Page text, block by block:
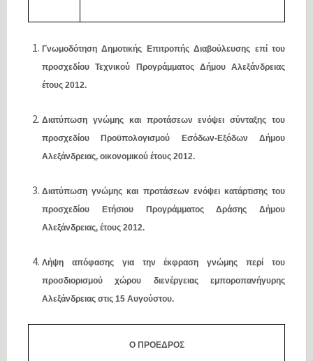
Γνωμοδότηση Δημοτικής Επιτροπής Διαβούλευσης επί του
προσχεδίου Τεχνικού Προγράμματος Δήμου Αλεξάνδρειας
έτους 2012.
Διατύπωση γνώμης και προτάσεων ενόψει σύνταξης του
προσχεδίου Προϋπολογισμού Εσόδων-Εξόδων Δήμου
Αλεξάνδρειας, οικονομικού έτους 2012.
Διατύπωση γνώμης και προτάσεων ενόψει κατάρτισης του
προσχεδίου Ετήσιου Προγράμματος Δράσης Δήμου
Αλεξάνδρειας, έτους 2012.
Λήψη απόφασης για την έκφραση γνώμης περί του
προσδιορισμού χώρου διενέργειας εμποροπανήγυρης
Αλεξάνδρειας στις 15 Αυγούστου.
Ο ΠΡΟΕΔΡΟΣ